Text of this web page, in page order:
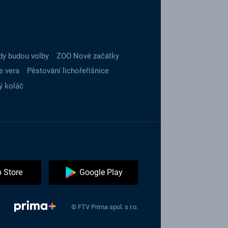
budou volby
ZOO Nové začátky
vera
Pěstování lichořeřišnice
koláč
Store Google Play
© FTV Prima spol. s r.o.